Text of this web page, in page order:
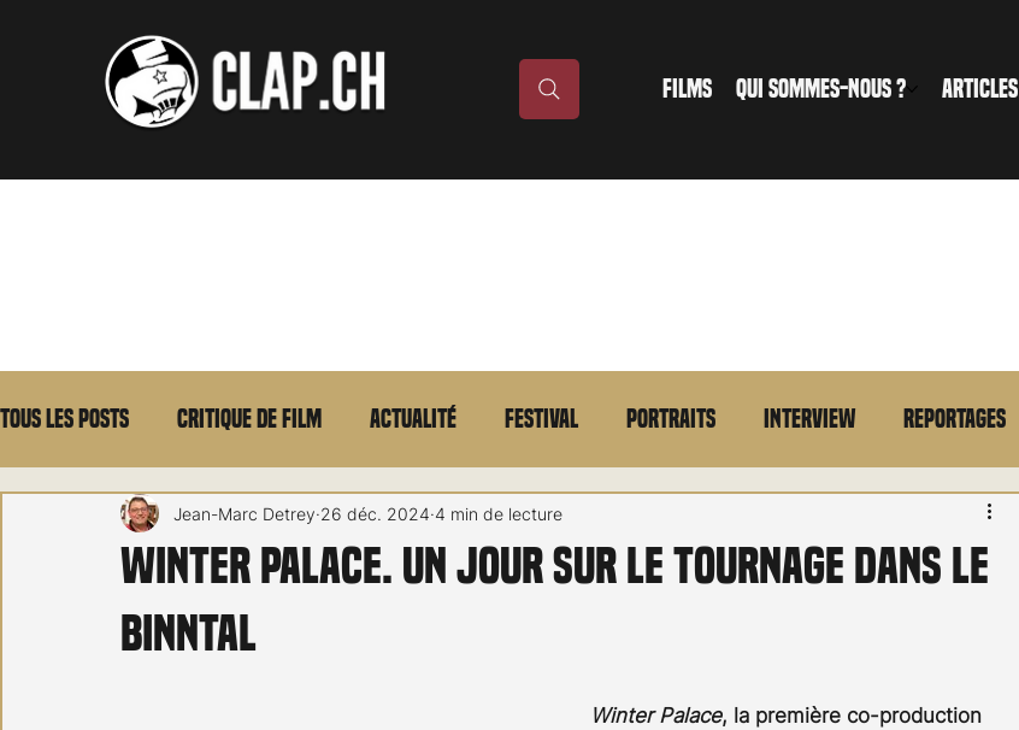
FILMS QUI SOMMES-NOUS ? ARTICLES
Tous les posts Critique de film Actualité Festival Portraits Interview Reportages
Max Borg Laurent Scherlen Memento En bref
Carnet noir Open Air
Winter Palace. Un jour sur le tournage dans le
Binntal
Jean-Marc Detrey 26 déc. 2024 4 min de lecture
Winter Palace, la première co-production